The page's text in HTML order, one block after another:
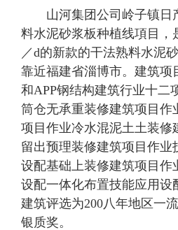
山河集团公司岭子镇日
料水泥砂浆板种植线項目，
／d的新款的干法熟料水泥
靠近福建省淄博市。建筑项
和APP钢结构建筑行业十二
筒仓无承重装修建筑项目作
项目作业冷水混泥土土装修
留出预理装修建筑项目作业
设配基础上装修建筑项目作
设配一体化布置技能应用设
建筑评选为200八年地区一
银质奖。